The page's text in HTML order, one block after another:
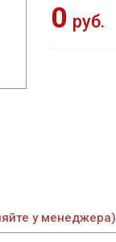
0 руб.
у менеджера)